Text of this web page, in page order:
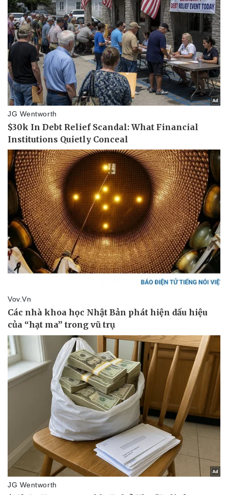
Dinh dưỡng - món ngon
Cây thuốc
Sản phụ khoa
Nhi khoa
Nam khoa
Làm đẹp - giảm cân
Đời sống
Nhà đẹp
Blog
Tình yêu - Gia đình